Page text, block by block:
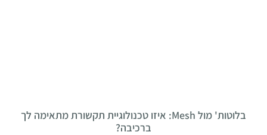
בלוטות' מול Mesh: איזו טכנולוגיית תקשורת מתאימה לך
ברכיבה?